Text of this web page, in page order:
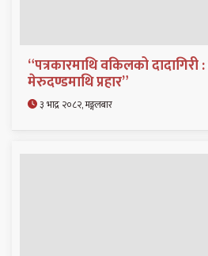
“पत्रकारमाथि वकिलको दादागिरी
मेरुदण्डमाथि प्रहार”
३ भाद्र २०८२, मङ्गलबार